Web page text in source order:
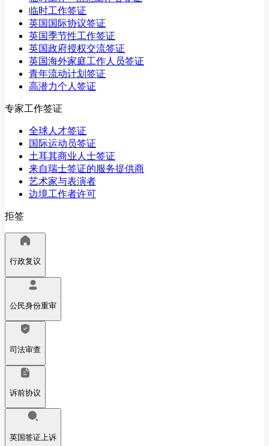
临时工作签证
英国国际协议签证
英国季节性工作签证
英国政府授权交流签证
英国海外家庭工作人员签证
青年流动计划签证
高潜力个人签证
专家工作签证
全球人才签证
国际运动员签证
土耳其商业人士签证
来自瑞士签证的服务提供商
艺术家与表演者
边境工作者许可
拒签
行政复议
公民身份重审
司法审查
诉前协议
英国签证上诉